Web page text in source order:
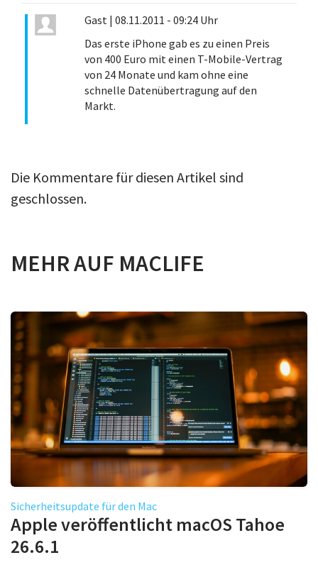
Gast | 08.11.2011 - 09:24 Uhr
Das erste iPhone gab es zu einen Preis
von 400 Euro mit einen T-Mobile-Vertrag
von 24 Monate und kam ohne eine
schnelle Datenübertragung auf den
Markt.
Die Kommentare für diesen Artikel sind
geschlossen.
MEHR AUF MACLIFE
Sicherheitsupdate für den Mac
Apple veröffentlicht macOS Tahoe
26.6.1